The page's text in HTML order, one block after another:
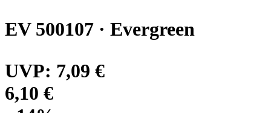
EV 500107 · Evergreen
UVP: 7,09 €
6,10 €